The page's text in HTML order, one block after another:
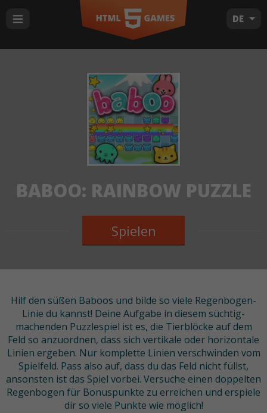
DE
BABOO: RAINBOW PUZZLE
Spielen
Hilf den süßen Baboos und bilde so viele Regenbogen-
Linie du kannst! Deine Aufgabe in diesem süchtig-
machenden Puzzlespiel ist es, die Tierblöcke auf dem
Feld so anzuordnen, dass sich vertikale oder horizontale
Linien ergeben. Nur komplette Linien verschwinden vom
Spielfeld. Pass also auf, dass du das Feld nicht füllst,
ansonsten ist das Spiel vorbei. Versuche einen doppelten
Regenbogen für Bonuspunkte zu erreichen und erspiele
dir so viele Punkte wie möglich!